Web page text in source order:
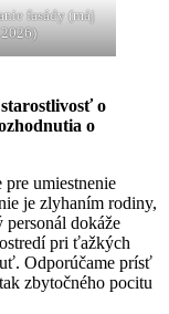
fasády (máj
2026)
o
o
umiestnenie
je zlyhaním rodiny,
dokáže
pri ťažkých
Odporúčame prísť
zbytočného pocitu